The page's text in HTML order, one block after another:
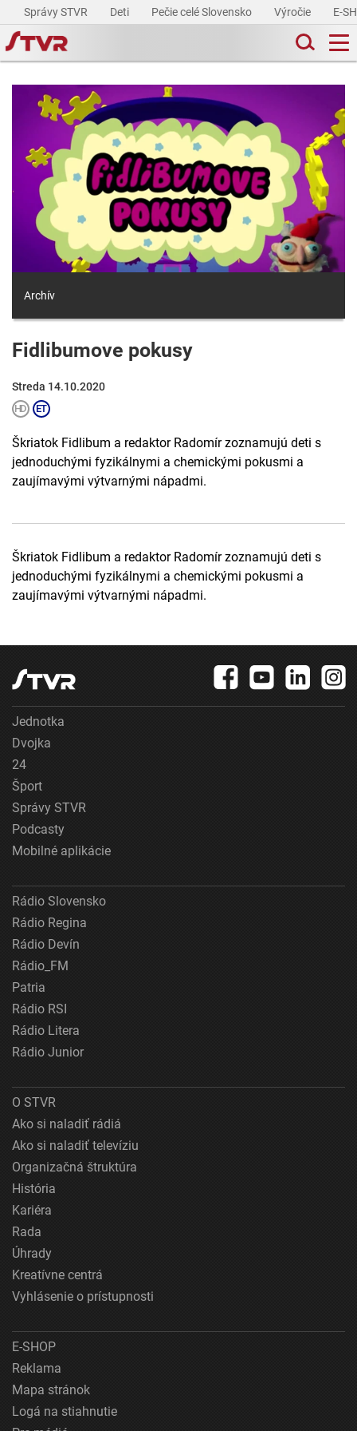
Správy STVR Deti Pečie celé Slovensko Výročie E-
Archív
Fidlibumove pokusy
Streda 14.10.2020
Škriatok Fidlibum a redaktor Radomír zoznamujú deti s
jednoduchými fyzikálnymi a chemickými pokusmi a
zaujímavými výtvarnými nápadmi.
Škriatok Fidlibum a redaktor Radomír zoznamujú deti s
jednoduchými fyzikálnymi a chemickými pokusmi a
zaujímavými výtvarnými nápadmi.
Jednotka
Dvojka
24
Šport
Správy STVR
Podcasty
Mobilné aplikácie
Rádio Slovensko
Rádio Regina
Rádio Devín
Rádio_FM
Patria
Rádio RSI
Rádio Litera
Rádio Junior
O STVR
Ako si naladiť rádiá
Ako si naladiť televíziu
Organizačná štruktúra
História
Kariéra
Rada
Úhrady
Kreatívne centrá
Vyhlásenie o prístupnosti
E-SHOP
Reklama
Mapa stránok
Logá na stiahnutie